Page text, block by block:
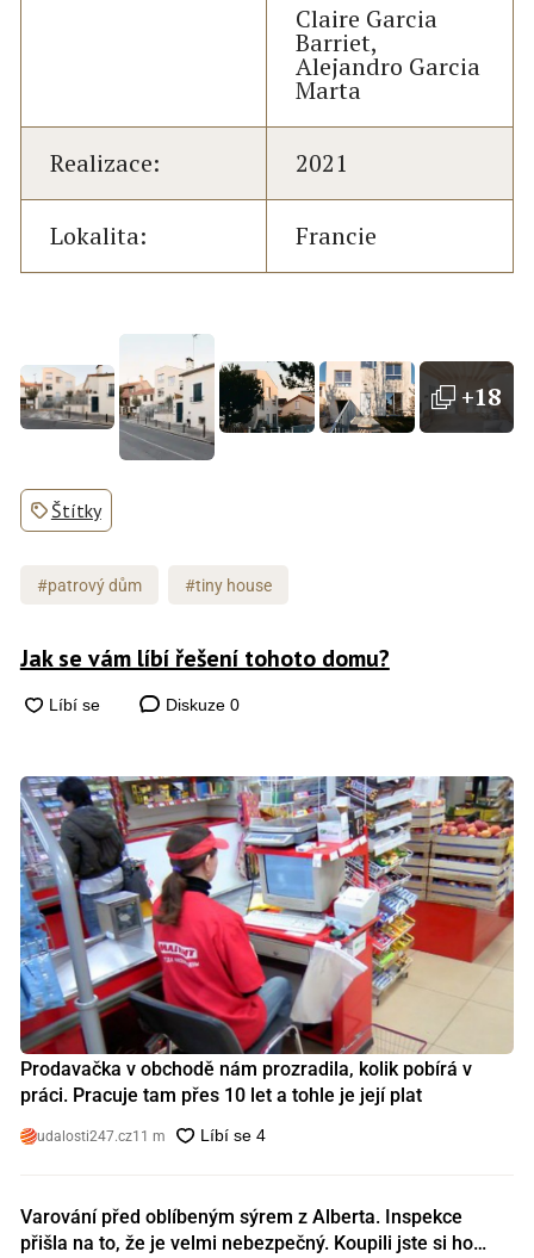
Claire Garcia
Barriet,
Alejandro Garcia
Marta
Realizace: 2021
Lokalita: Francie
+18
Štítky
#patrový dům #tiny house
Jak se vám líbí řešení tohoto domu?
Diskuze 0
Prodavačka v obchodě nám prozradila, kolik pobírá v
práci. Pracuje tam přes 10 let a tohle je její plat
udalosti247.cz11 m
Varování před oblíbeným sýrem z Alberta. Inspekce
přišla na to, že je velmi nebezpečný. Koupili jste si ho